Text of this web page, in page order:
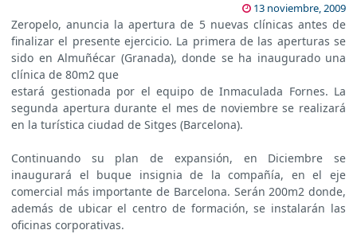
13 noviembre, 2009
Zeropelo, anuncia la apertura de 5 nuevas clínicas antes de
finalizar el presente ejercicio. La primera de las aperturas se
sido en Almuñécar (Granada), donde se ha inaugurado una
clínica de 80m2 que
estará gestionada por el equipo de Inmaculada Fornes. La
segunda apertura durante el mes de noviembre se realizará
en la turística ciudad de Sitges (Barcelona).
Continuando su plan de expansión, en Diciembre se
inaugurará el buque insignia de la compañía, en el eje
comercial más importante de Barcelona. Serán 200m2 donde,
además de ubicar el centro de formación, se instalarán las
oficinas corporativas.